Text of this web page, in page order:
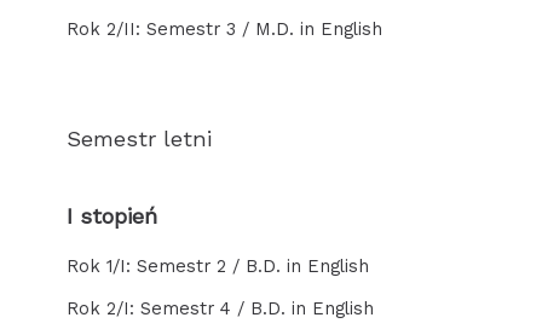
Rok 2/II: Semestr 3 / M.D. in English
Semestr letni
I stopień
Rok 1/I: Semestr 2 / B.D. in English
Rok 2/I: Semestr 4 / B.D. in English